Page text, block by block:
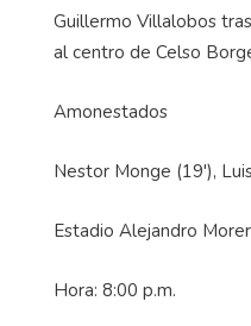
Guillermo Villalobos
al centro de Celso
Amonestados
Nestor Monge (19'),
Estadio Alejandro
Hora: 8:00 p.m.